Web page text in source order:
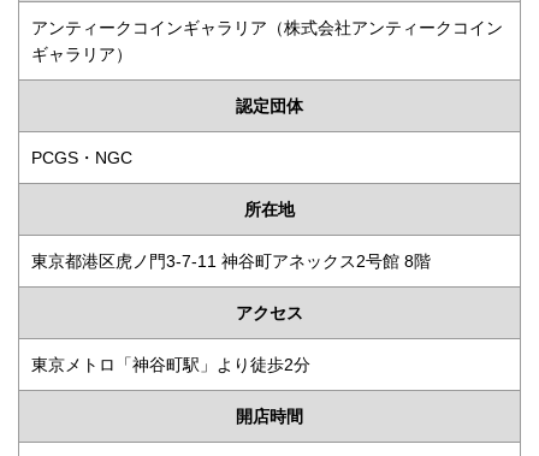
アンティークコインギャラリア（株式会社アンティークコイン
ギャラリア）
認定団体
PCGS・NGC
所在地
東京都港区虎ノ門3-7-11 神谷町アネックス2号館 8階
アクセス
東京メトロ「神谷町駅」より徒歩2分
開店時間